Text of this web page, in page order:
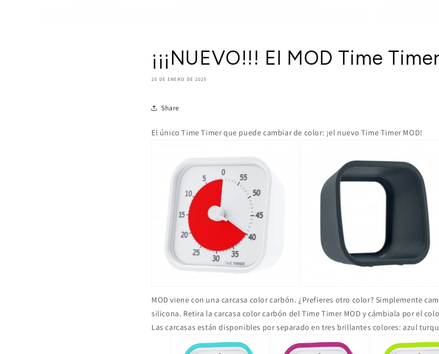
¡¡¡NUEVO!!! El MOD Time
20 DE ENERO DE 2025
Share
El único Time Timer que puede cambiar de color: ¡el nuevo Time Timer MOD!
MOD viene con una carcasa color carbón. ¿Prefieres otro color? Simplemente
silicona. Retira la carcasa color carbón del Time Timer MOD y cámbiala por el
Las carcasas están disponibles por separado en tres brillantes colores: azul